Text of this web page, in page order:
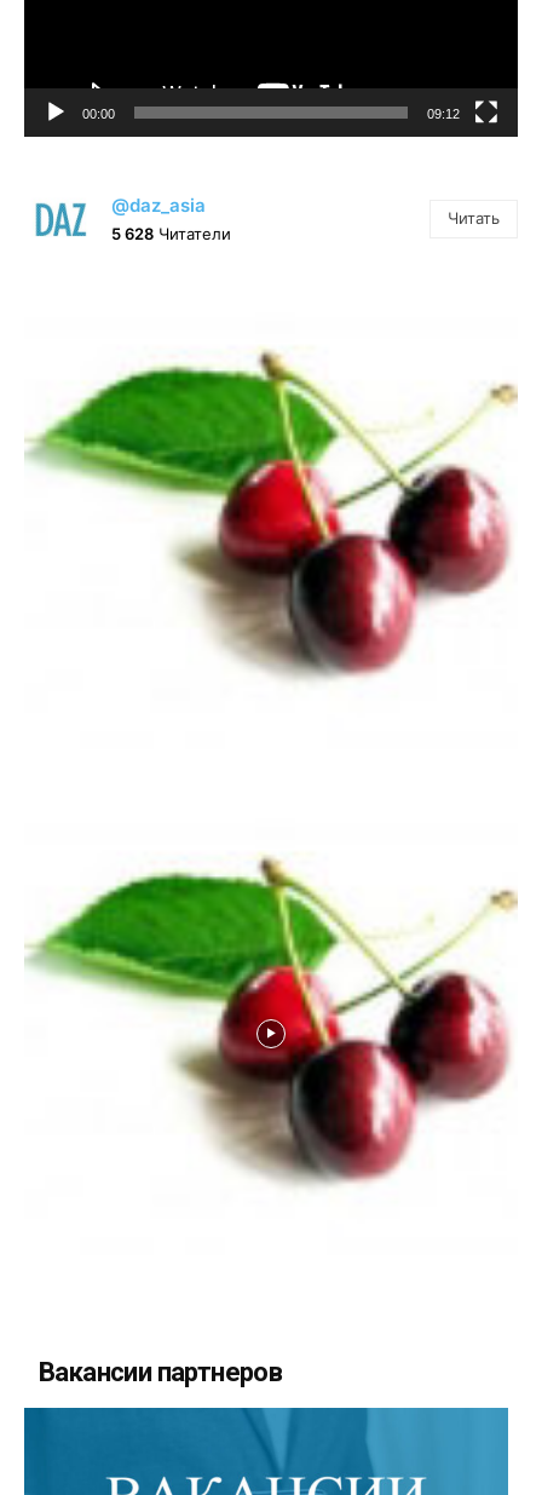
00:00 09:12
@daz_asia
5 628 Читатели
Читать
Вакансии партнеров